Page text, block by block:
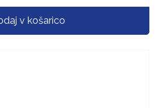
v košarico